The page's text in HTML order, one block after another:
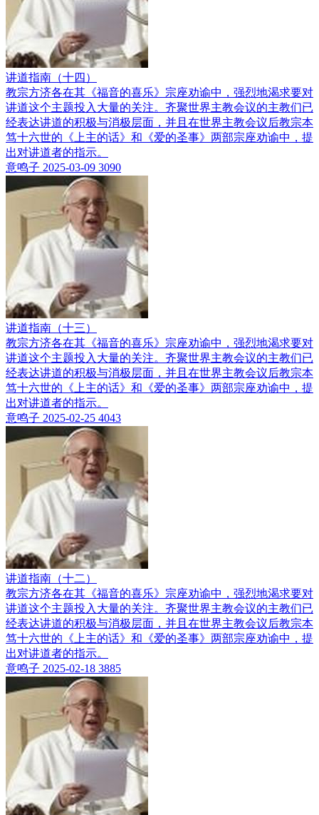
讲道指南（十四）
教宗方济各在其《福音的喜乐》宗座劝谕中，强烈地渴求要对
讲道这个主题投入大量的关注。齐聚世界主教会议的主教们已
经表达讲道的积极与消极层面，并且在世界主教会议后教宗本
笃十六世的《上主的话》和《爱的圣事》两部宗座劝谕中，提
出对讲道者的指示。
意鸣子 2025-03-09 3090
讲道指南（十三）
教宗方济各在其《福音的喜乐》宗座劝谕中，强烈地渴求要对
讲道这个主题投入大量的关注。齐聚世界主教会议的主教们已
经表达讲道的积极与消极层面，并且在世界主教会议后教宗本
笃十六世的《上主的话》和《爱的圣事》两部宗座劝谕中，提
出对讲道者的指示。
意鸣子 2025-02-25 4043
讲道指南（十二）
教宗方济各在其《福音的喜乐》宗座劝谕中，强烈地渴求要对
讲道这个主题投入大量的关注。齐聚世界主教会议的主教们已
经表达讲道的积极与消极层面，并且在世界主教会议后教宗本
笃十六世的《上主的话》和《爱的圣事》两部宗座劝谕中，提
出对讲道者的指示。
意鸣子 2025-02-18 3885